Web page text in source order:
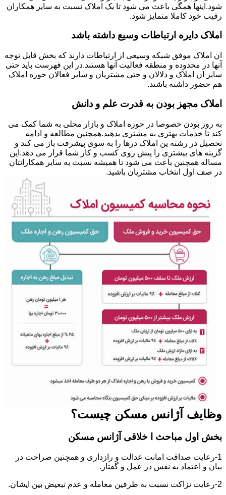
شود.اینها همگی باعث می شود تا یک املاک نسبت به سایر همکاران
رقیب خود کاملا متمایز شود.
املاک دایره ارتباطات وسیع داشته باشد
ان املاک موفق شبکه وسیعی از ارتباطات دارند که بخش قابل توجه
آنها در محدوده و منطقه فعالیت آنها هستند.در این فهرست باید حتی
سایر ان املاک و دلالان و حتی مشتریان و سایر فعالان حوزه املاک
هم حضور داشته باشند.
املاک مجهز بودن به قدرت علم و دانش
به روز بودن خصوصا در حوزه املاک و بازار محلی به شما کمک می
کند تا خدمات بهتری به مشتری بدهید.همچنین مطالعه و ادامه
تحصیل در رشته ین املاک درها را به سوی پیشرفت باز می کند و
گزینه های بیشتری را پیش روی کسب و کار شما قرار می دهد.این
مساله همچنین باعث می شود تا همیشه نسبت به سایر همکارانتان
در صف اول انتخاب مشتریان باشید.
وظایف آژانس مسکن چیست؟
بخش اول مباحث ا خلاقی آژانس مسکن
1-رعایت صداقت امانت عدالت و رازداری و همچنین صراحت در
بیان و اعتماد به نفس در عمل و گفتار.
2-رعایت نزاکت نسبت به طرفین معامله و عدم تبعیض بین ایشان.